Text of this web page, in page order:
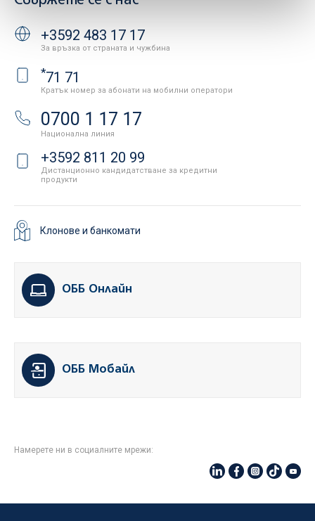
+3592 483 17 17
За връзка от страната и чужбина
*71 71
Кратък номер за абонати на мобилни оператори
0700 1 17 17
Национална линия
+3592 811 20 99
Дистанционно кандидатстване за кредитни
продукти
Клонове и банкомати
ОББ Онлайн
ОББ Мобайл
Намерете ни в социалните мрежи: